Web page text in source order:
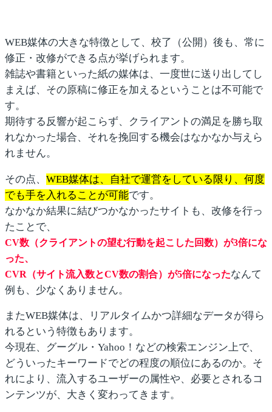
WEB媒体の大きな特徴として、校了（公開）後も、常に
修正・改修ができる点が挙げられます。
雑誌や書籍といった紙の媒体は、一度世に送り出してし
まえば、その原稿に修正を加えるということは不可能で
す。
期待する反響が起こらず、クライアントの満足を勝ち取
れなかった場合、それを挽回する機会はなかなか与えら
れません。
その点、 WEB媒体は、自社で運営をしている限り、何度
でも手を入れることが可能です。
なかなか結果に結びつかなかったサイトも、改修を行っ
たことで、
CV数（クライアントの望む行動を起こした回数）が3倍にな
った、
CVR（サイト流入数とCV数の割合）が5倍になったなんて
例も、少なくありません。
またWEB媒体は、リアルタイムかつ詳細なデータが得ら
れるという特徴もあります。
今現在、グーグル・Yahoo！などの検索エンジン上で、
どういったキーワードでどの程度の順位にあるのか。そ
れにより、流入するユーザーの属性や、必要とされるコ
ンテンツが、大きく変わってきます。